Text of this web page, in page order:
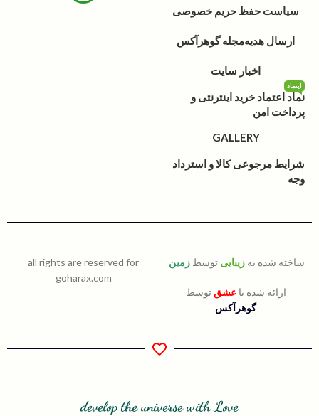
سیاست حفظ حریم خصوصی
ارسال هدیهمجله گوهرآکس
اخبار سایت
نماد اعتماد خرید اینترنتی و
پرداخت امن
اینماد
GALLERY
شرایط مرجوعی کالا و استرداد
وجه
ساخته شده به زیبایی توسط زمین
ارائه شده باعشق توسط
گوهرآکس
all rights are reserved for
goharax.com
develop the universe with Love